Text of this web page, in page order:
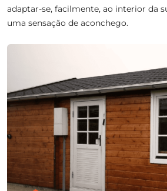
adaptar-se, facilmente, ao interior da
uma sensação de aconchego.